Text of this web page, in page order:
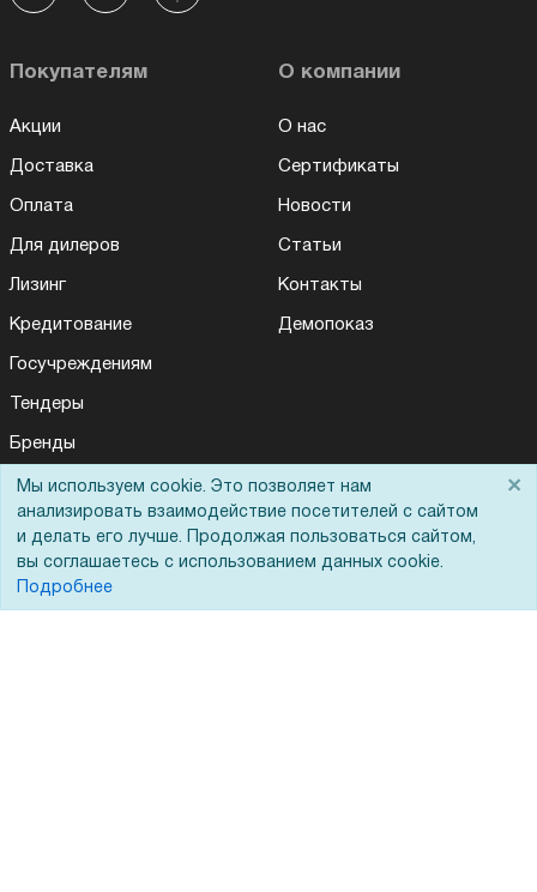
Покупателям
Акции
Доставка
Оплата
Для дилеров
Лизинг
Кредитование
Госучреждениям
Тендеры
Бренды
ЭДО
О компании
О нас
Сертификаты
Новости
Статьи
Контакты
Демопоказ
Помощь
Мы используем cookie. Это позволяет нам
анализировать взаимодействие посетителей с сайтом
и делать его лучше. Продолжая пользоваться сайтом,
вы соглашаетесь с использованием данных cookie.
Подробнее
×